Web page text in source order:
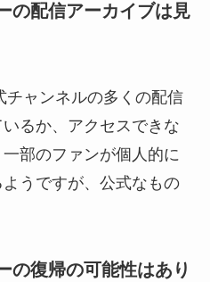
の配信アーカイブは見
チャンネルの多くの配信
るか、アクセスできな
部のファンが個人的に
うですが、公式なもの
の復帰の可能性はあり